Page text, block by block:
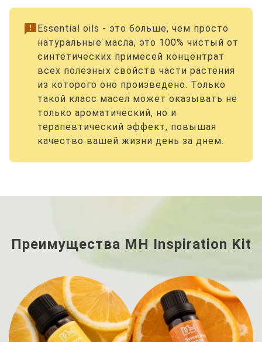
announcementEssential oils - это больше, чем просто
натуральные масла, это 100% чистый от
синтетических примесей концентрат
всех полезных свойств части растения
из которого оно произведено. Только
такой класс масел может оказывать не
только ароматический, но и
терапевтический эффект, повышая
качество вашей жизни день за днем.
Преимущества MH Inspiration Kit